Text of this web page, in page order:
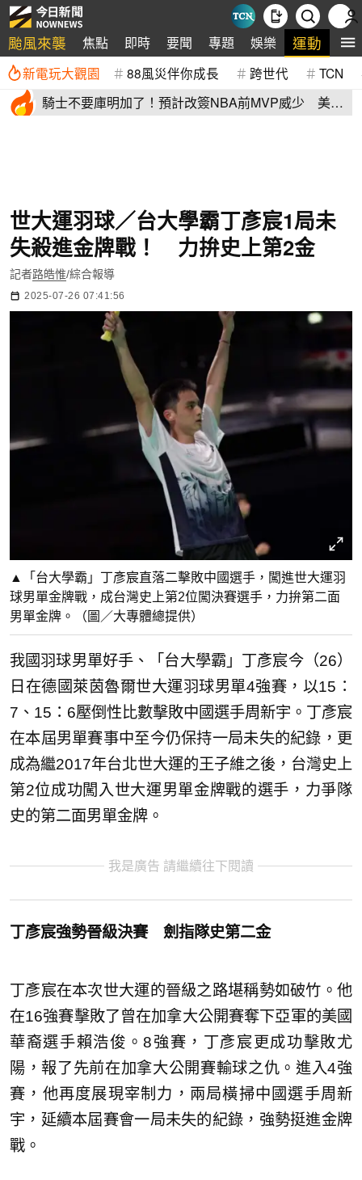
颱風來襲 焦點 即時 要聞 專題 娛樂 運動 全
新電玩大觀園 88風災伴你成長 跨世代 TCN
騎士不要庫明加了！預計改簽NBA前MVP威少 美
世大運羽球／台大學霸丁彥宸1局未
失殺進金牌戰！ 力拚史上第2金
記者路皓惟/綜合報導
2025-07-26 07:41:56
▲「台大學霸」丁彥宸直落二擊敗中國選手，闖進世大運羽
球男單金牌戰，成台灣史上第2位闖決賽選手，力拚第二面
男單金牌。（圖／大專體總提供）
我國羽球男單好手、「台大學霸」丁彥宸今（26）
日在德國萊茵魯爾世大運羽球男單4強賽，以15：
7、15：6壓倒性比數擊敗中國選手周新宇。丁彥宸
在本屆男單賽事中至今仍保持一局未失的紀錄，更
成為繼2017年台北世大運的王子維之後，台灣史上
第2位成功闖入世大運男單金牌戰的選手，力爭隊
史的第二面男單金牌。
我是廣告 請繼續往下閱讀
丁彥宸強勢晉級決賽 劍指隊史第二金
丁彥宸在本次世大運的晉級之路堪稱勢如破竹。他
在16強賽擊敗了曾在加拿大公開賽奪下亞軍的美國
華裔選手賴浩俊。8強賽，丁彥宸更成功擊敗尤
陽，報了先前在加拿大公開賽輸球之仇。進入4強
賽，他再度展現宰制力，兩局橫掃中國選手周新
宇，延續本屆賽會一局未失的紀錄，強勢挺進金牌
戰。